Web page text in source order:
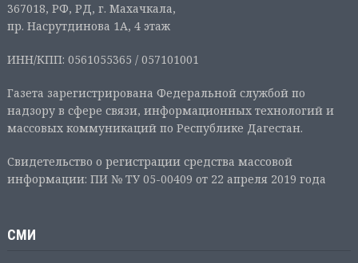
367018, РФ, РД, г. Махачкала,
пр. Насрутдинова 1А, 4 этаж
ИНН/КПП: 0561055365 / 057101001
Газета зарегистрирована Федеральной службой по
надзору в сфере связи, информационных технологий и
массовых коммуникаций по Республике Дагестан.
Свидетельство о регистрации средства массовой
информации: ПИ № ТУ 05-00409 от 22 апреля 2019 года
СМИ